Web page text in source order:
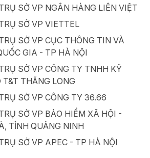
SỞ VP NGÂN HÀNG LIÊN VIỆT
SỞ VP VIETTEL
SỞ VP CỤC THÔNG TIN VÀ
GIA - TP HÀ NỘI
SỞ VP CÔNG TY TNHH KỸ
THĂNG LONG
SỞ VP CÔNG TY 36.66
SỞ VP BẢO HIỂM XÃ HỘI -
TỈNH QUẢNG NINH
SỞ VP APEC - TP HÀ NỘI